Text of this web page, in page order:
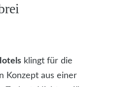
klingt für die
Konzept aus einer